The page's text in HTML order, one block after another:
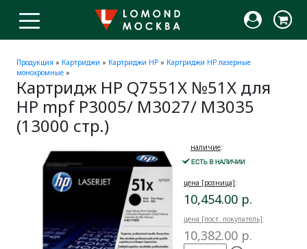
Продукция » Картриджи » Картриджи HP » Картриджи HP лазерные
монохромные »
Картридж HP Q7551X №51X для
HP mpf P3005/ M3027/ M3035
(13000 стр.)
наличие:
цена [розница]:
10,454.00 р.
цена [пост. покупатель]:
10,382.00 р.